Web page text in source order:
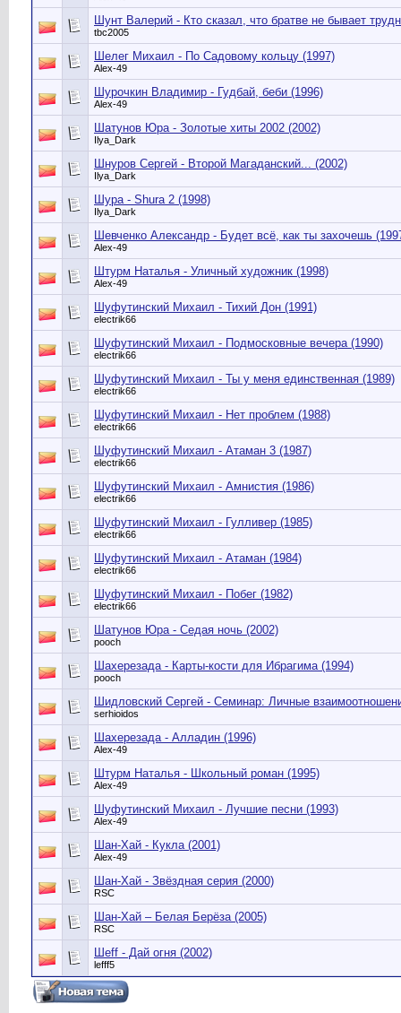
Шунт Валерий - Кто сказал, что братве не бывает
tbc2005
Шелег Михаил - По Садовому кольцу (1997)
Alex-49
Шурочкин Владимир - Гудбай, беби (1996)
Alex-49
Шатунов Юра - Золотые хиты 2002 (2002)
Ilya_Dark
Шнуров Сергей - Второй Магаданский... (2002)
Ilya_Dark
Шура - Shura 2 (1998)
Ilya_Dark
Шевченко Александр - Будет всё, как ты захочешь
Alex-49
Штурм Наталья - Уличный художник (1998)
Alex-49
Шуфутинский Михаил - Тихий Дон (1991)
electrik66
Шуфутинский Михаил - Подмосковные вечера (1990)
electrik66
Шуфутинский Михаил - Ты у меня единственная (1989)
electrik66
Шуфутинский Михаил - Нет проблем (1988)
electrik66
Шуфутинский Михаил - Атаман 3 (1987)
electrik66
Шуфутинский Михаил - Амнистия (1986)
electrik66
Шуфутинский Михаил - Гулливер (1985)
electrik66
Шуфутинский Михаил - Атаман (1984)
electrik66
Шуфутинский Михаил - Побег (1982)
electrik66
Шатунов Юра - Седая ночь (2002)
pooch
Шахерезада - Карты-кости для Ибрагима (1994)
pooch
Шидловский Сергей - Семинар: Личные
serhioidos
Шахерезада - Алладин (1996)
Alex-49
Штурм Наталья - Школьный роман (1995)
Alex-49
Шуфутинский Михаил - Лучшие песни (1993)
Alex-49
Шан-Хай - Кукла (2001)
Alex-49
Шан-Хай - Звёздная серия (2000)
RSC
Шан-Хай ‎– Белая Берёза (2005)
RSC
Шеff - Дай огня (2002)
lefff5